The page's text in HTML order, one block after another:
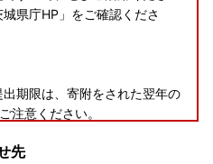
県庁HP」をご確認くださ
期限は、寄附をされた翌年の
注意ください。
先